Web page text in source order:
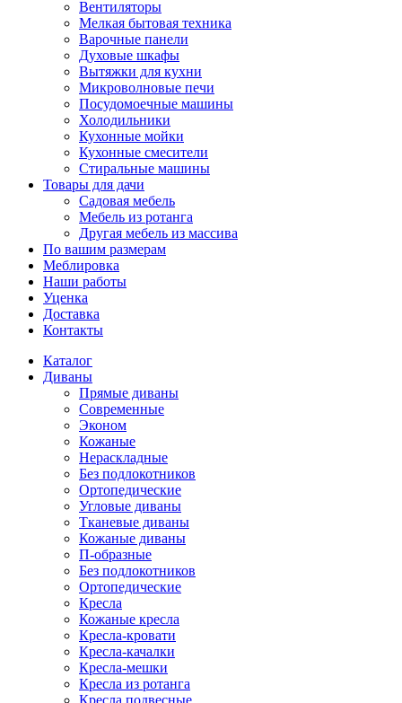
Вентиляторы
Мелкая бытовая техника
Варочные панели
Духовые шкафы
Вытяжки для кухни
Микроволновые печи
Посудомоечные машины
Холодильники
Кухонные мойки
Кухонные смесители
Стиральные машины
Товары для дачи
Садовая мебель
Мебель из ротанга
Другая мебель из массива
По вашим размерам
Меблировка
Наши работы
Уценка
Доставка
Контакты
Каталог
Диваны
Прямые диваны
Современные
Эконом
Кожаные
Нераскладные
Без подлокотников
Ортопедические
Угловые диваны
Тканевые диваны
Кожаные диваны
П-образные
Без подлокотников
Ортопедические
Кресла
Кожаные кресла
Кресла-кровати
Кресла-качалки
Кресла-мешки
Кресла из ротанга